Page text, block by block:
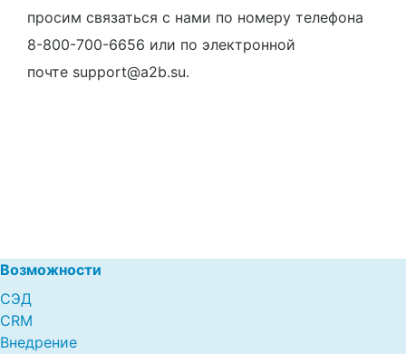
просим связаться с нами по номеру телефона
8-800-700-6656 или по электронной
почте support@a2b.su.
Возможности
СЭД
CRM
Внедрение